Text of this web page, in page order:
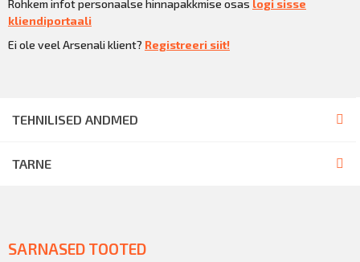
Rohkem infot personaalse hinnapakkmise osas logi sisse
kliendiportaali
Ei ole veel Arsenali klient? Registreeri siit!
TEHNILISED ANDMED
TARNE
SARNASED TOOTED